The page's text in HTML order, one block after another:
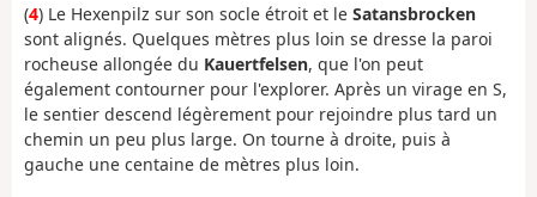
(4) Le Hexenpilz sur son socle étroit et le Satansbrocken
sont alignés. Quelques mètres plus loin se dresse la paroi
rocheuse allongée du Kauertfelsen, que l'on peut
également contourner pour l'explorer. Après un virage en S,
le sentier descend légèrement pour rejoindre plus tard un
chemin un peu plus large. On tourne à droite, puis à
gauche une centaine de mètres plus loin.